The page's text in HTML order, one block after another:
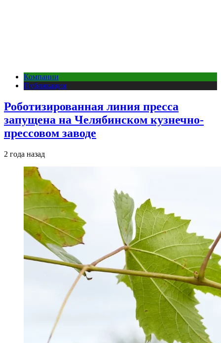
Компании
Публикации
Роботизированная линия пресса
запущена на Челябинском кузнечно-
прессовом заводе
2 года назад